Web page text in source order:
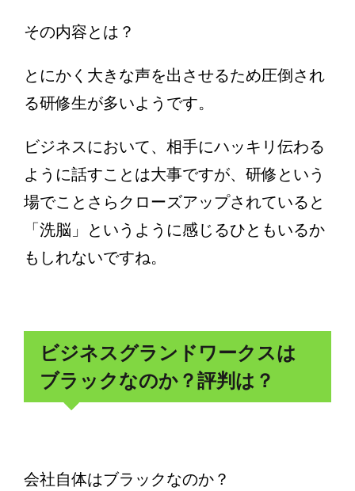
その内容とは？
とにかく大きな声を出させるため圧倒され
る研修生が多いようです。
ビジネスにおいて、相手にハッキリ伝わる
ように話すことは大事ですが、研修という
場でことさらクローズアップされていると
「洗脳」というように感じるひともいるか
もしれないですね。
ビジネスグランドワークスは
ブラックなのか？評判は？
会社自体はブラックなのか？